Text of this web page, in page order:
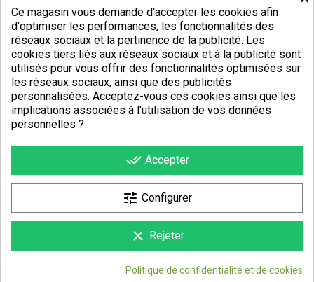
DÉTAILS DU PRODUIT
Référence 91524-3503
Ce magasin vous demande d'accepter les cookies afin
d'optimiser les performances, les fonctionnalités des
réseaux sociaux et la pertinence de la publicité. Les
cookies tiers liés aux réseaux sociaux et à la publicité sont
utilisés pour vous offrir des fonctionnalités optimisées sur
les réseaux sociaux, ainsi que des publicités
personnalisées. Acceptez-vous ces cookies ainsi que les
implications associées à l'utilisation de vos données
personnelles ?
done_all Accepter
tune Configurer
clear Rejeter
Politique de confidentialité et de cookies